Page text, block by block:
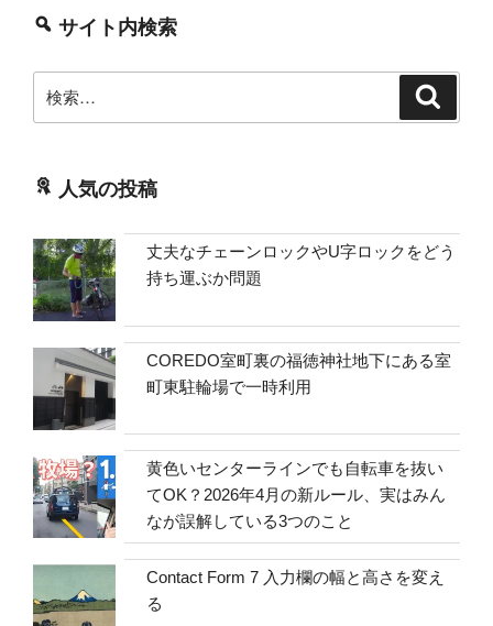
サイト内検索
索:
人気の投稿
丈夫なチェーンロックやU字ロックをどう
持ち運ぶか問題
COREDO室町裏の福徳神社地下にある室
町東駐輪場で一時利用
黄色いセンターラインでも自転車を抜い
てOK？2026年4月の新ルール、実はみん
なが誤解している3つのこと
Contact Form 7 入力欄の幅と高さを変え
る